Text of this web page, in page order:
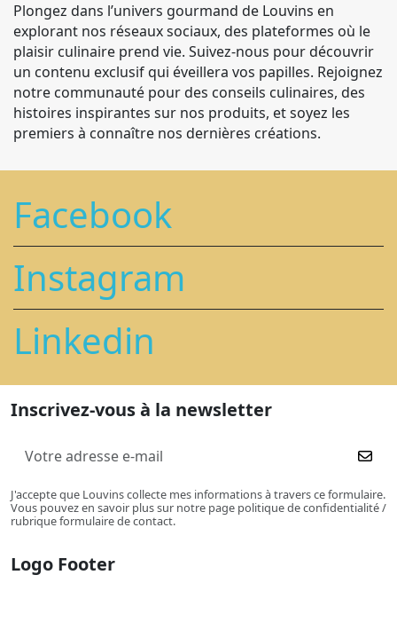
Plongez dans l’univers gourmand de Louvins en
explorant nos réseaux sociaux, des plateformes où le
plaisir culinaire prend vie. Suivez-nous pour découvrir
un contenu exclusif qui éveillera vos papilles. Rejoignez
notre communauté pour des conseils culinaires, des
histoires inspirantes sur nos produits, et soyez les
premiers à connaître nos dernières créations.
Facebook
Instagram
Linkedin
Inscrivez-vous à la newsletter
J'accepte que Louvins collecte mes informations à travers ce formulaire.
Vous pouvez en savoir plus sur notre page politique de confidentialité /
rubrique formulaire de contact.
Logo Footer